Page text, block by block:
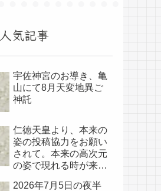
人気記事
宇佐神宮のお導き、亀
山にて8月天変地異ご
神託
仁徳天皇より、本来の
姿の投稿協力をお願い
されて。本来の高次元
の姿で現れる時が来て
2026年7月5日の夜半